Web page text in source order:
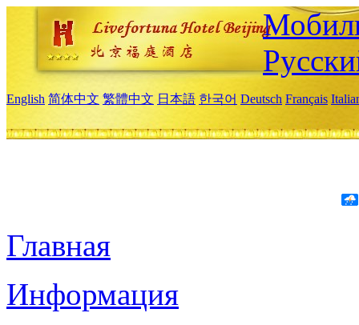
English 简体中文 繁體中文 日本語 한국어 Deutsch Français
Главная
Информация